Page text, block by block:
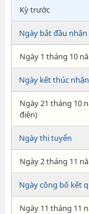
Kỳ trước
Ngày bắt đầu
Ngày 1 tháng 10
Ngày kết thúc
Ngày 21 tháng 10
điện)
Ngày thi tuyển
Ngày 2 tháng 11
Ngày công bố kết
Ngày 11 tháng 11